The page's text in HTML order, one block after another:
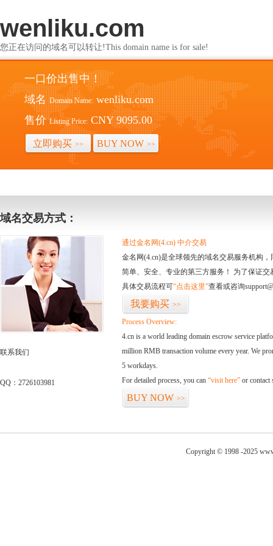
wenliku.com
您正在访问的域名可以转让!This domain name is for sale!
一口价出售中！
域名 Domain Name: wenliku.com
售价 Listing Price: CNY 9095.00
立即购买 >> BUY NOW >>
域名交易方式：
联系我们
QQ：2726103981
通过金名网(4.cn) 中介交易
金名网(4.cn)是全球领先的域名交易服务机构
简单、安全、专业的第三方服务！ 为了保证
具体交易流程可“点击这里”查看或咨询
我要购买 >>
Process Overview:
4.cn is a world leading domain escrow service
million RMB transaction volume every year. We
5 workdays.
For detailed process, you can “visit here” or contact
BUY NOW >>
Copyright © 1998 -2025